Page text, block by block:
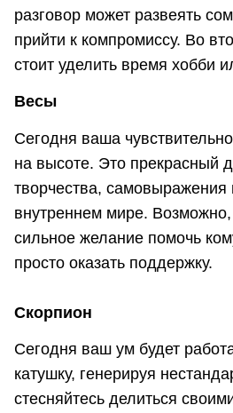
разговор может развеять
прийти к компромиссу. Во
стоит уделить время хобби
Весы
Сегодня ваша
на высоте. Это прекрасный
творчества, самовыражения
внутреннем мире. Возможно,
сильное желание помочь
просто оказать поддержку.
Скорпион
Сегодня ваш ум будет
катушку, генерируя
стесняйтесь делиться